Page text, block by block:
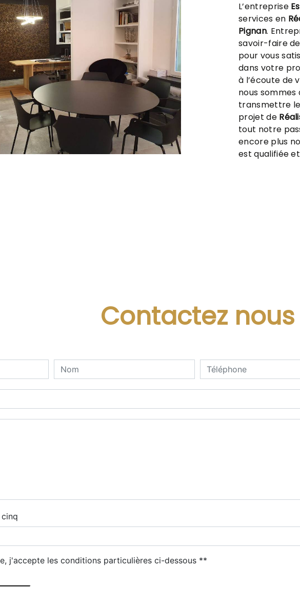
L’entreprise
services en
Pignan.
savoir-faire
pour vous
dans votre
à l’écoute de
nous
transmettre
projet de
tout notre
encore plus
est qualifiée
Contactez nous
j'accepte les conditions particulières ci-dessous **